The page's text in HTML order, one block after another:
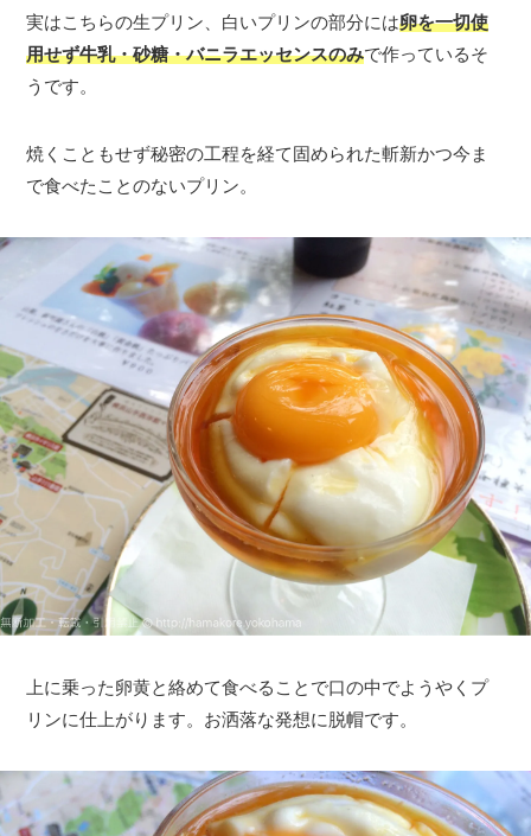
実はこちらの生プリン、白いプリンの部分には卵を一切使
用せず牛乳・砂糖・バニラエッセンスのみで作っているそ
うです。
焼くこともせず秘密の工程を経て固められた斬新かつ今ま
で食べたことのないプリン。
上に乗った卵黄と絡めて食べることで口の中でようやくプ
リンに仕上がります。お洒落な発想に脱帽です。